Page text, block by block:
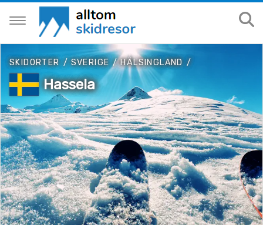
SKIDORTER / SVERIGE /HÄLSINGLAND /
Hassela